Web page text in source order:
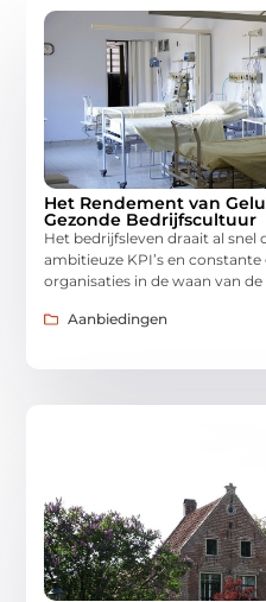
Het Rendement van
Gezonde Bedrijfscultuur
Het bedrijfsleven draait al snel
ambitieuze KPI’s en
organisaties in de waan van
Aanbiedingen